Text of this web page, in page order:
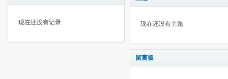
现在还没有记录 现在还没有主题
留言板